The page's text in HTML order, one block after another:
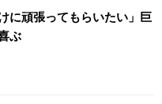
に頑張ってもらいたい」巨
ぶ